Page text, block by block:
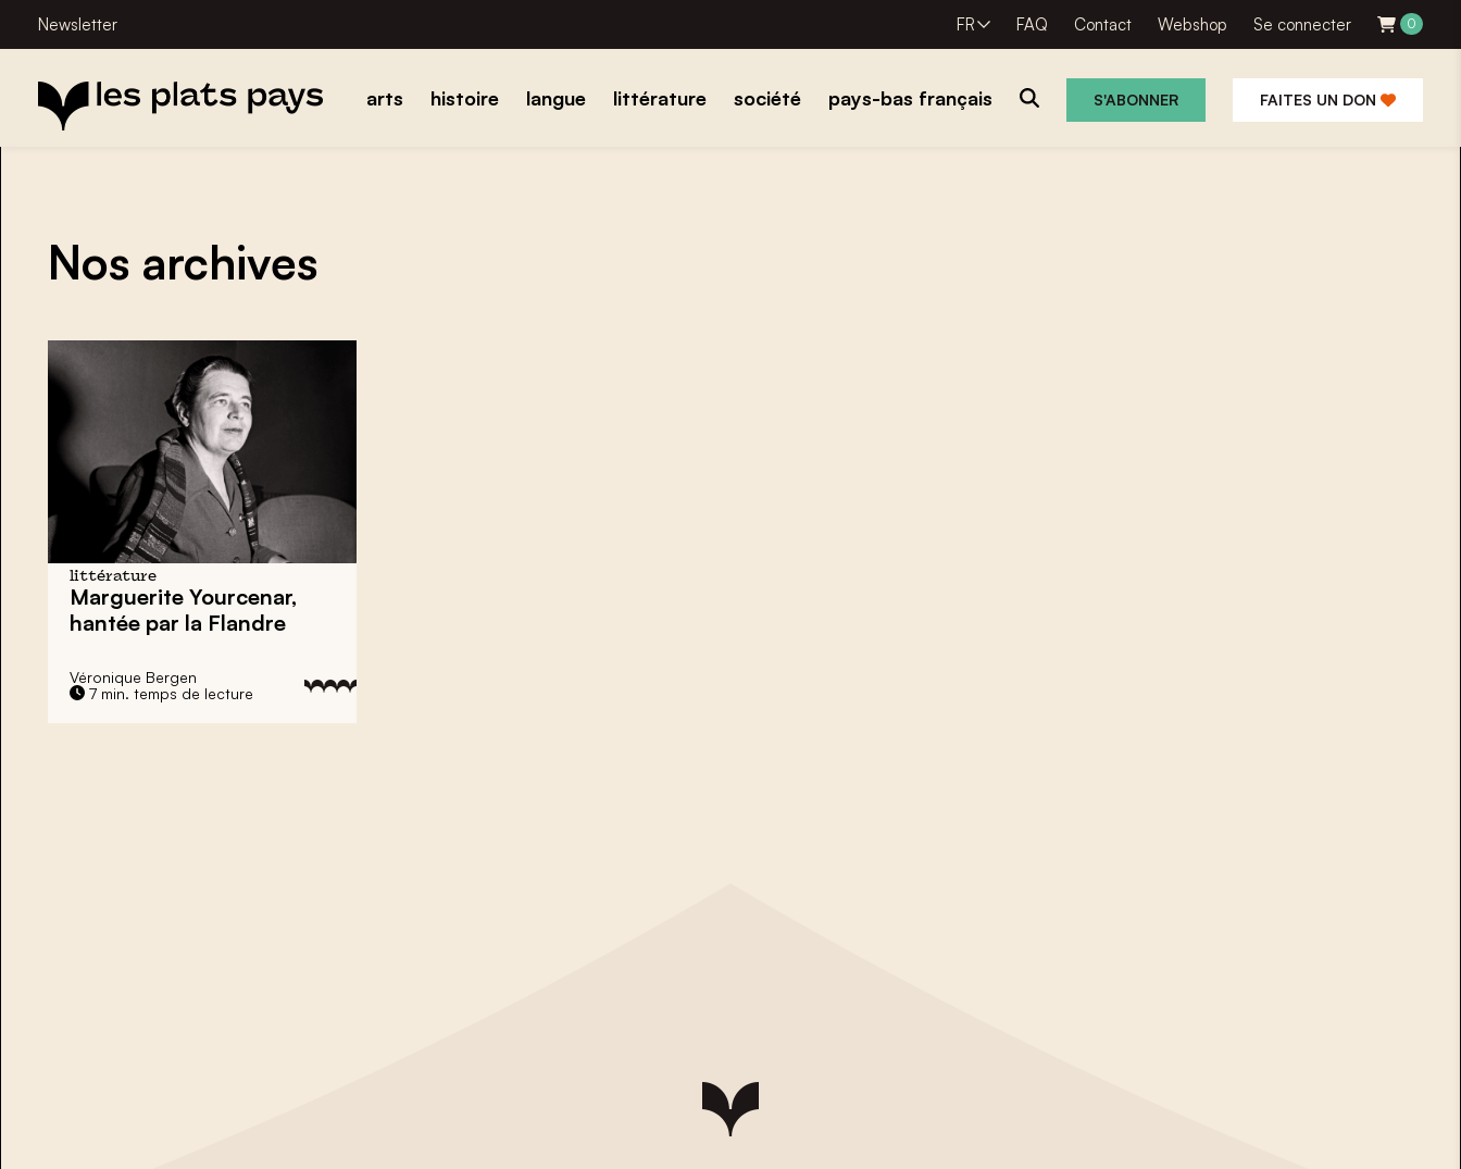
Newsletter FR FAQ Contact Webshop Se connecter 0
arts histoire langue littérature société pays-bas français S'ABONNER FAITES UN DON
Nos archives
littérature
Marguerite Yourcenar,
hantée par la Flandre
Véronique Bergen
7 min. temps de lecture